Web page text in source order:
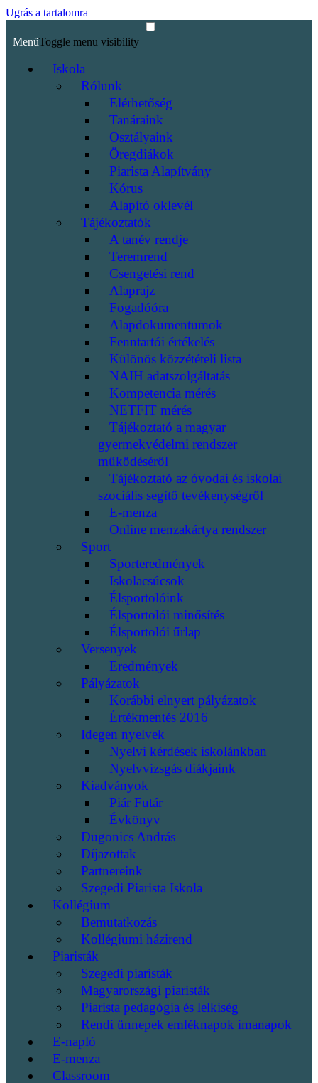
Ugrás a tartalomra
MenüToggle menu visibility
Iskola
Rólunk
Elérhetőség
Tanáraink
Osztályaink
Öregdiákok
Piarista Alapítvány
Kórus
Alapító oklevél
Tájékoztatók
A tanév rendje
Teremrend
Csengetési rend
Alaprajz
Fogadóóra
Alapdokumentumok
Fenntartói értékelés
Különös közzétételi lista
NAIH adatszolgáltatás
Kompetencia mérés
NETFIT mérés
Tájékoztató a magyar
gyermekvédelmi rendszer
működéséről
Tájékoztató az óvodai és iskolai
szociális segítő tevékenységről
E-menza
Online menzakártya rendszer
Sport
Sporteredmények
Iskolacsúcsok
Élsportolóink
Élsportolói minősítés
Élsportolói űrlap
Versenyek
Eredmények
Pályázatok
Korábbi elnyert pályázatok
Értékmentés 2016
Idegen nyelvek
Nyelvi kérdések iskolánkban
Nyelvvizsgás diákjaink
Kiadványok
Piár Futár
Évkönyv
Dugonics András
Díjazottak
Partnereink
Szegedi Piarista Iskola
Kollégium
Bemutatkozás
Kollégiumi házirend
Piaristák
Szegedi piaristák
Magyarországi piaristák
Piarista pedagógia és lelkiség
Rendi ünnepek emléknapok imanapok
E-napló
E-menza
Classroom